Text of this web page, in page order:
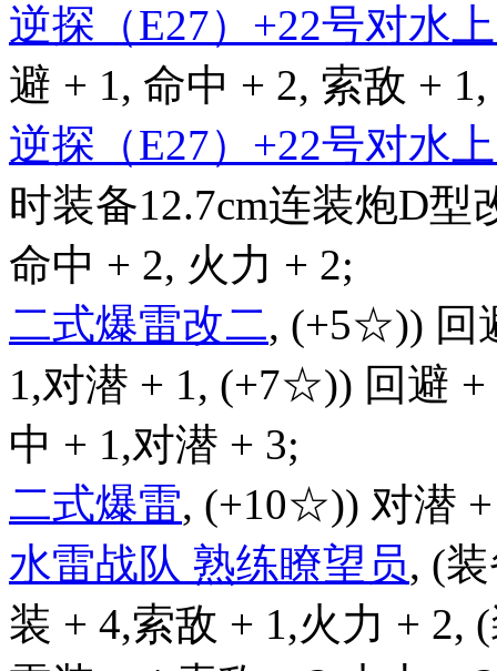
逆探（E27）+22号对水
避 + 1, 命中 + 2, 索敌 +
逆探（E27）+22号对水
时装备12.7cm连装炮D型
命中 + 2, 火力 + 2;
二式爆雷改二, (+5☆)) 回
1,对潜 + 1, (+7☆)) 回避
中 + 1,对潜 + 3;
二式爆雷, (+10☆)) 对潜
水雷战队 熟练瞭望员, (
装 + 4,索敌 + 1,火力 + 2,